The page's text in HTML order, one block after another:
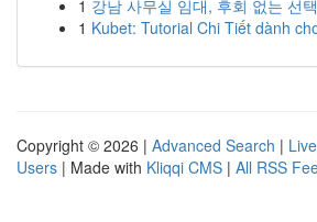
1 강남 사무실 임대, 후회 없는 선
1 Kubet: Tutorial Chi Tiết dành
Copyright © 2026 | Advanced Search | Live
Users | Made with Kliqqi CMS | All RSS